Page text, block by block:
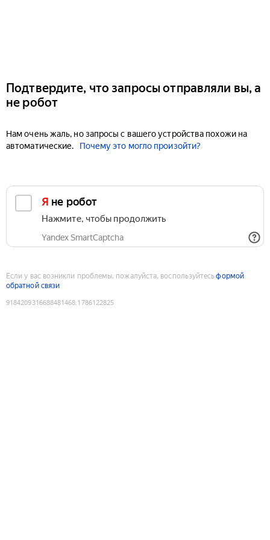
Подтвердите, что запросы отправляли вы, а
не робот
Нам очень жаль, но запросы с вашего устройства похожи на
автоматические.
Почему это могло произойти?
Я не робот
Нажмите, чтобы продолжить
Yandex SmartCaptcha
Если у вас возникли проблемы, пожалуйста, воспользуйтесьформой
обратной связи
9184209316688481468:1786122825